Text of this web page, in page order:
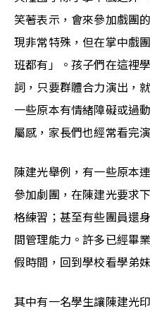
笑著表示，會來參加戲團
現非常特殊，但在掌中戲
班都有」。孩子們在這裡
詞，只要群體合力演出，
一些原本有情緒障礙或過
屬感，家長們也經常看完
陳建光舉例，有一些原本
參加劇團，在陳建光要求
格練習；甚至有些團員還
間管理能力。許多已經畢
假時間，回到學校看學弟
其中有一名學生讓陳建光